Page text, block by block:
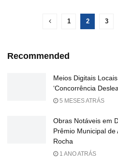
1 2 3
Recommended
Meios Digitais
‘Concorrência
5 MESES ATRÁS
Obras Notáveis em
Prêmio Municipal
Rocha
1 ANO ATRÁS